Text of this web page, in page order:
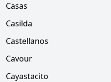
Casas
Casilda
Castellanos
Cavour
Cayastacito